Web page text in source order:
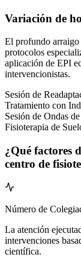
Variación de
El profundo
protocolos
aplicación de EPI
intervencionistas.
Sesión de
Tratamiento con
Sesión de Ondas
Fisioterapia de
¿Qué factores
centro de
Número de
La atención
intervenciones
científica.